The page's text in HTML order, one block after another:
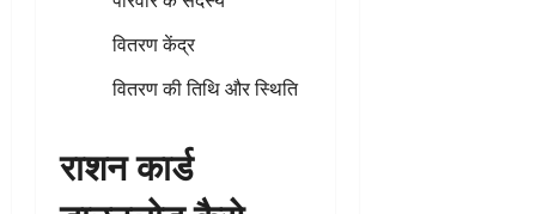
वितरण केंद्र
वितरण की तिथि और स्थिति
राशन कार्ड